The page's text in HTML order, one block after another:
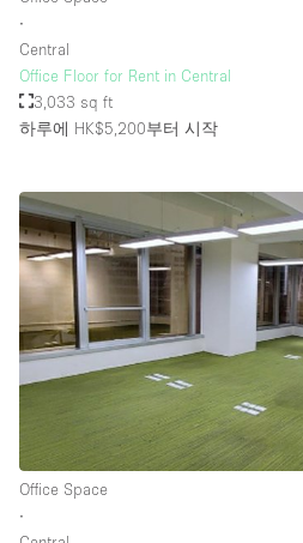
∙
Central
Office Floor for Rent in Central
3,033 sq ft
하루에 HK$5,200부터 시작
Office Space
∙